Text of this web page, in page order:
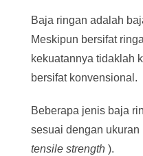
Baja ringan adalah
Meskipun bersifat
kekuatannya tidaklah
bersifat konvensional.
Beberapa jenis baja
sesuai dengan
tensile strength ).